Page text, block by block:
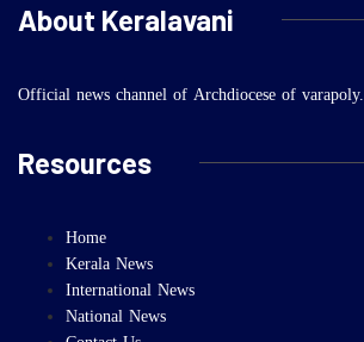
About Keralavani
Official news channel of Archdiocese of varapoly.
Resources
Home
Kerala News
International News
National News